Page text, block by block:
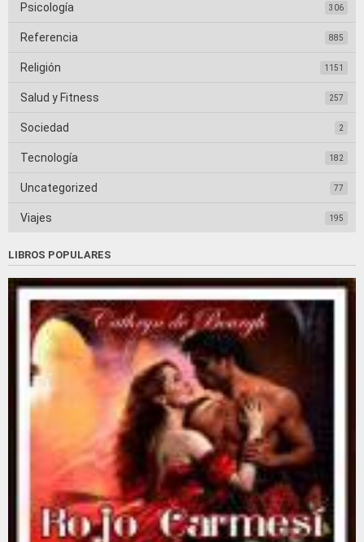
Psicología 306
Referencia 885
Religión 1151
Salud y Fitness 257
Sociedad 2
Tecnología 182
Uncategorized 77
Viajes 195
LIBROS POPULARES